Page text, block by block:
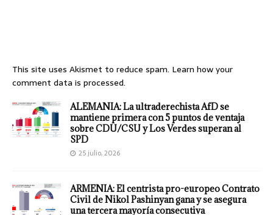
This site uses Akismet to reduce spam. Learn how your
comment data is processed.
ALEMANIA: La ultraderechista AfD se
mantiene primera con 5 puntos de ventaja
sobre CDU/CSU y Los Verdes superan al
SPD
25 julio, 2026
ARMENIA: El centrista pro-europeo Contrato
Civil de Nikol Pashinyan gana y se asegura
una tercera mayoría consecutiva